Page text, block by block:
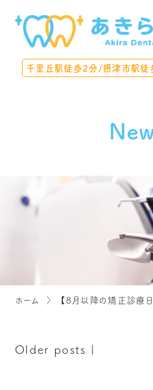
千里丘駅徒歩2分/摂津市駅徒
ホーム 【8月以降の矯正診療日
Older posts |